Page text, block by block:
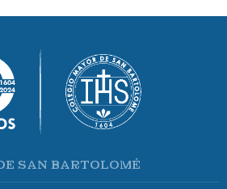
SAN BARTOLOMÉ